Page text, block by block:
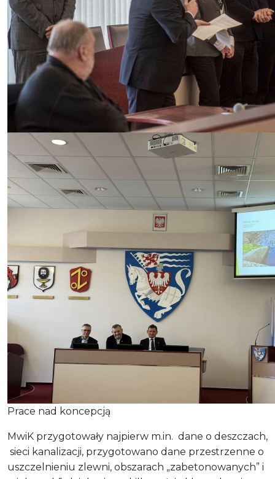
Prace nad koncepcją
MwiK przygotowały najpierw m.in. dane o deszczach,
sieci kanalizacji, przygotowano dane przestrzenne o
uszczelnieniu zlewni, obszarach „zabetonowanych” i